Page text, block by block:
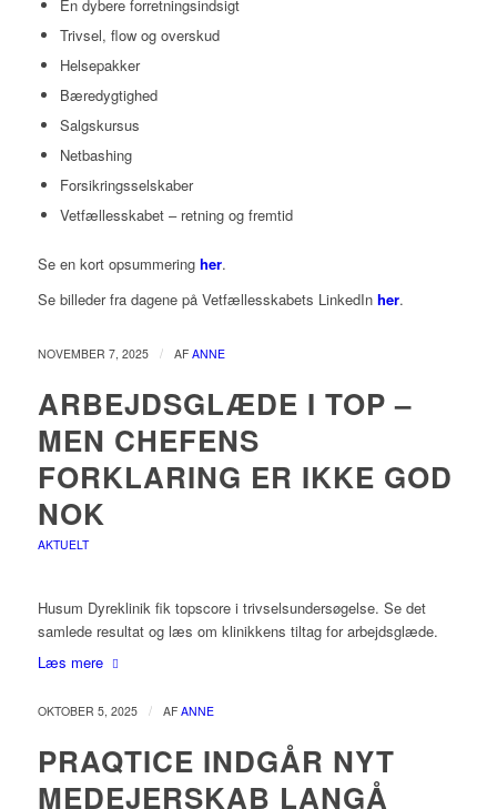
En dybere forretningsindsigt
Trivsel, flow og overskud
Helsepakker
Bæredygtighed
Salgskursus
Netbashing
Forsikringsselskaber
Vetfællesskabet – retning og fremtid
Se en kort opsummering her.
Se billeder fra dagene på Vetfællesskabets LinkedIn her.
NOVEMBER 7, 2025 / AF ANNE
ARBEJDSGLÆDE I TOP –
MEN CHEFENS
FORKLARING ER IKKE GOD
NOK
AKTUELT
Husum Dyreklinik fik topscore i trivselsundersøgelse. Se det
samlede resultat og læs om klinikkens tiltag for arbejdsglæde.
Læs mere
OKTOBER 5, 2025 / AF ANNE
PRAQTICE INDGÅR NYT
MEDEJERSKAB LANGÅ